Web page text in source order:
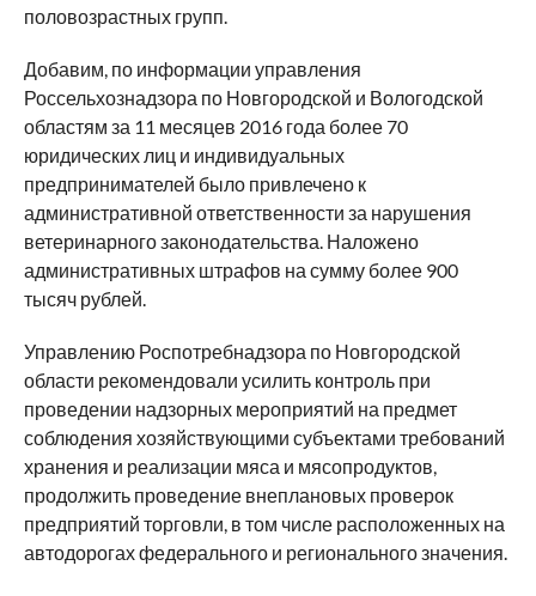
половозрастных групп.
Добавим, по информации управления
Россельхознадзора по Новгородской и Вологодской
областям за 11 месяцев 2016 года более 70
юридических лиц и индивидуальных
предпринимателей было привлечено к
административной ответственности за нарушения
ветеринарного законодательства. Наложено
административных штрафов на сумму более 900
тысяч рублей.
Управлению Роспотребнадзора по Новгородской
области рекомендовали усилить контроль при
проведении надзорных мероприятий на предмет
соблюдения хозяйствующими субъектами требований
хранения и реализации мяса и мясопродуктов,
продолжить проведение внеплановых проверок
предприятий торговли, в том числе расположенных на
автодорогах федерального и регионального значения.